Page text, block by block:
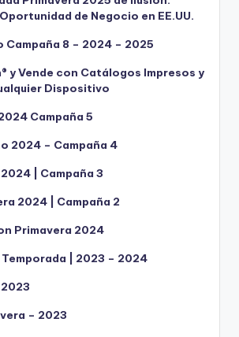
de Negocio en EE.UU.
Campaña 8 – 2024 – 2025
y Vende con Catálogos Impresos y
Dispositivo
Campaña 5
2024 – Campaña 4
| Campaña 3
2024 | Campaña 2
Primavera 2024
Temporada | 2023 – 2024
– 2023